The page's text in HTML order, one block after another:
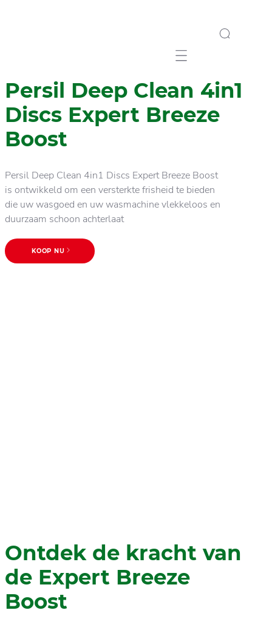
Mobile navigation
Persil Deep Clean 4in1
Discs Expert Breeze
Boost
Persil Deep Clean 4in1 Discs Expert Breeze Boost
is ontwikkeld om een ​​versterkte frisheid te bieden
die uw wasgoed en uw wasmachine vlekkeloos en
duurzaam schoon achterlaat
KOOP NU
Ontdek de kracht van
de Expert Breeze
Boost